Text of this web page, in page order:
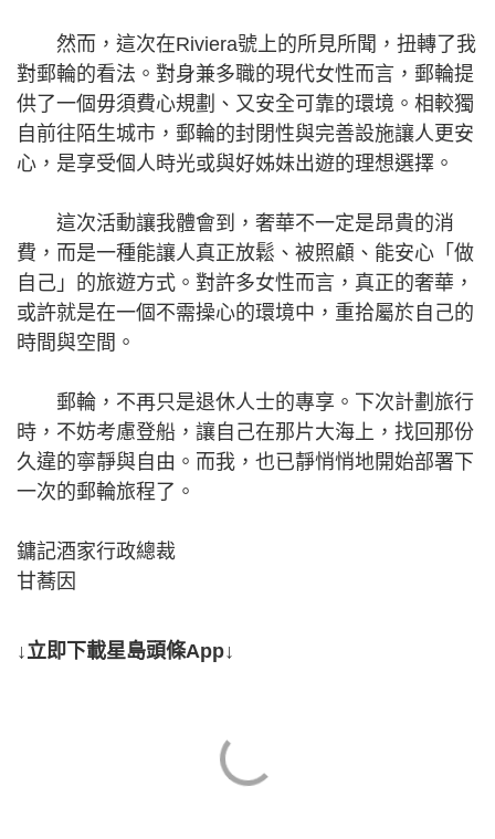
然而，這次在Riviera號上的所見所聞，扭轉了我
對郵輪的看法。對身兼多職的現代女性而言，郵輪提
供了一個毋須費心規劃、又安全可靠的環境。相較獨
自前往陌生城市，郵輪的封閉性與完善設施讓人更安
心，是享受個人時光或與好姊妹出遊的理想選擇。
這次活動讓我體會到，奢華不一定是昂貴的消
費，而是一種能讓人真正放鬆、被照顧、能安心「做
自己」的旅遊方式。對許多女性而言，真正的奢華，
或許就是在一個不需操心的環境中，重拾屬於自己的
時間與空間。
郵輪，不再只是退休人士的專享。下次計劃旅行
時，不妨考慮登船，讓自己在那片大海上，找回那份
久違的寧靜與自由。而我，也已靜悄悄地開始部署下
一次的郵輪旅程了。
鏞記酒家行政總裁
甘蕎因
↓立即下載星島頭條App↓